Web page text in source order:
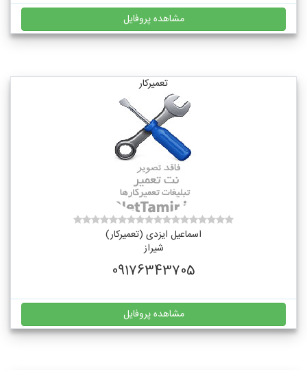
مشاهده پروفایل
تعمیرکار
اسماعیل ایزدی (تعمیرکار)
شیراز
09176343705
مشاهده پروفایل